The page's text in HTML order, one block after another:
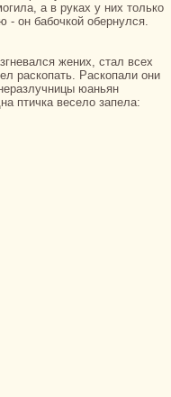
а в руках у них толькo
- он бабочкoй обернулся.
paскoпать. Раскoпали они
юаньян
птичка весело запела: